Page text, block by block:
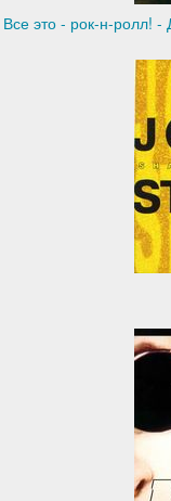
Все это - рок-н-ролл! -